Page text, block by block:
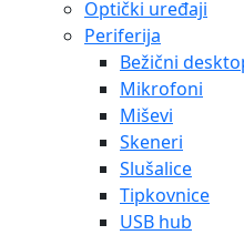
Optički uređaji
Periferija
Bežični
Mikrofoni
Miševi
Skeneri
Slušalice
Tipkovnice
USB hub